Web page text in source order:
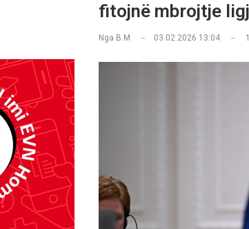
fitojnë mbrojtje
Nga B.M 03.02.2026 13:04